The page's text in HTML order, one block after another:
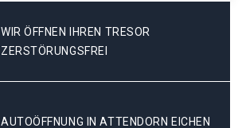
WIR ÖFFNEN IHREN TRESOR
ZERSTÖRUNGSFREI
AUTOÖFFNUNG IN ATTENDORN EICHEN